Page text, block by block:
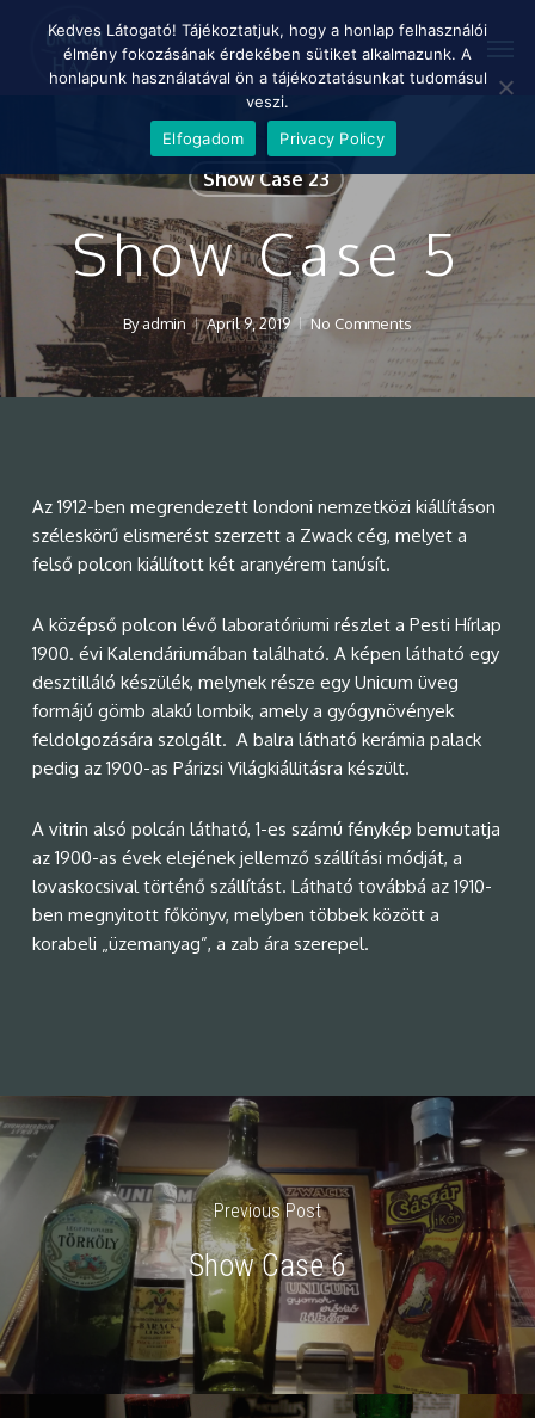
Show Case 23
Show Case 5
Byadmin April 9, 2019 No Comments
Az 1912-ben megrendezett londoni nemzetközi kiállításon
széleskörű elismerést szerzett a Zwack cég, melyet a
felső polcon kiállított két aranyérem tanúsít.
A középső polcon lévő laboratóriumi részlet a Pesti Hírlap
1900. évi Kalendáriumában található. A képen látható egy
desztilláló készülék, melynek része egy Unicum üveg
formájú gömb alakú lombik, amely a gyógynövények
feldolgozására szolgált. A balra látható kerámia palack
pedig az 1900-as Párizsi Világkiállitásra készült.
A vitrin alsó polcán látható, 1-es számú fénykép bemutatja
az 1900-as évek elejének jellemző szállítási módját, a
lovaskocsival történő szállítást. Látható továbbá az 1910-
ben megnyitott főkönyv, melyben többek között a
korabeli „üzemanyag”, a zab ára szerepel.
Previous Post
Show Case 6
Kedves Látogató! Tájékoztatjuk, hogy a honlap felhasználói
élmény fokozásának érdekében sütiket alkalmazunk. A
honlapunk használatával ön a tájékoztatásunkat tudomásul
veszi.
Elfogadom
Privacy Policy